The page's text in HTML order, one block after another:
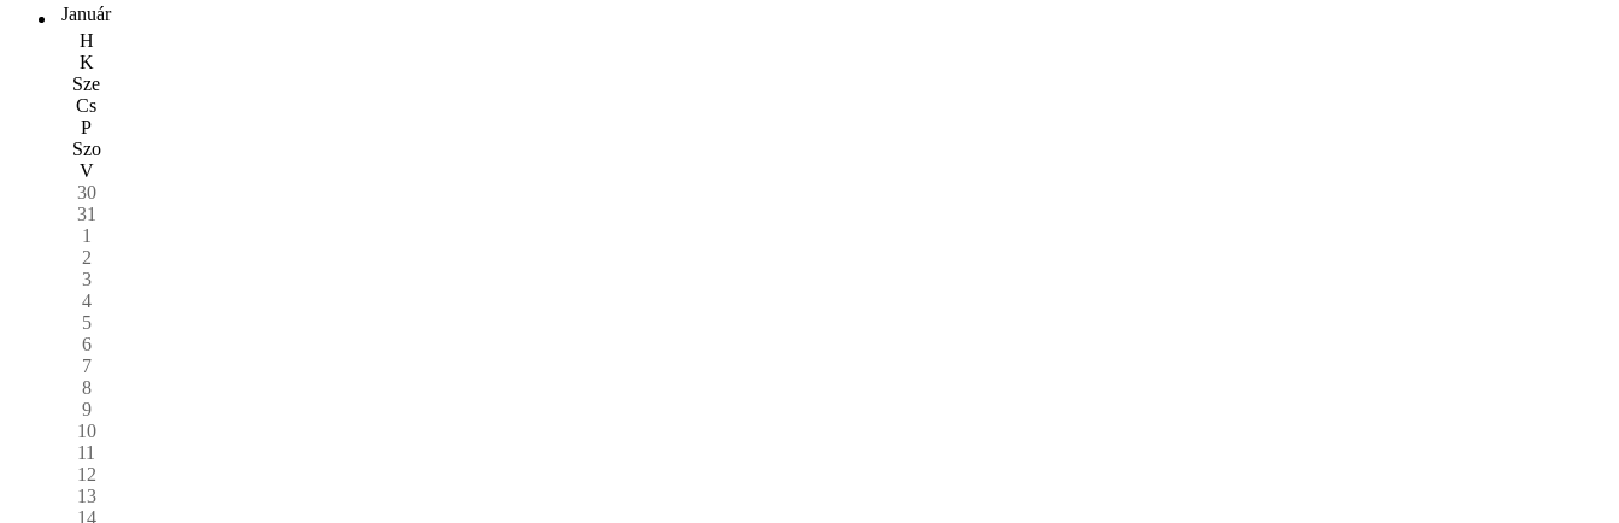
Január
H
K
Sze
Cs
P
Szo
V
30
31
1
2
3
4
5
6
7
8
9
10
11
12
13
14